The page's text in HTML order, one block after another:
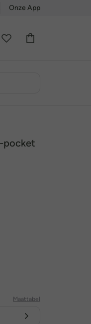
Onze App
pocket
Maattabel